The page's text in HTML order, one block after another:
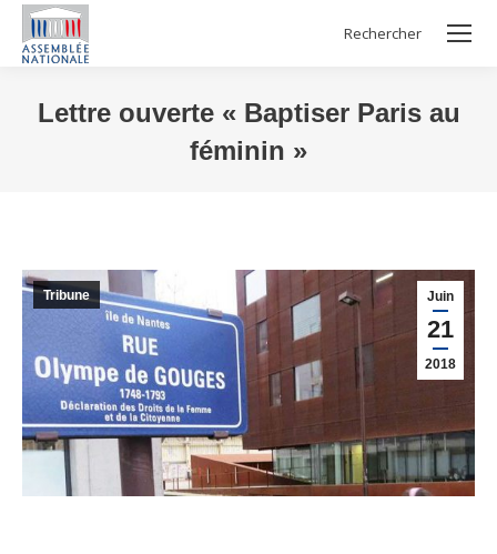
Search:
Rechercher
Lettre ouverte « Baptiser Paris au
féminin »
Juin
21
2018
Tribune